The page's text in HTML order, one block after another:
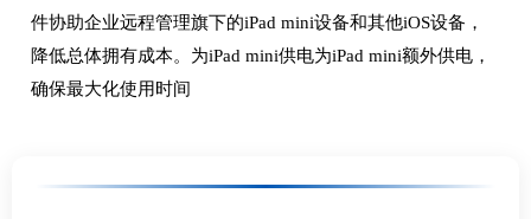
件协助企业远程管理旗下的iPad mini设备和其他iOS设备，
降低总体拥有成本。为iPad mini供电为iPad mini额外供电，
确保最大化使用时间